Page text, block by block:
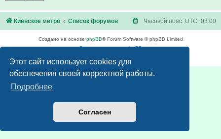
Этот сайт использует cookies для
обеспечения своей корректной работы.
Подробнее
Согласен
Киевское метро Список форумов Часовой пояс: UTC+03:00
Создано на основе phpBB® Forum Software © phpBB Limited
Русская поддержка phpBB